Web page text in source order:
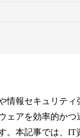
情報セキュリテ
ェアを効率的か
。本記事では、IT